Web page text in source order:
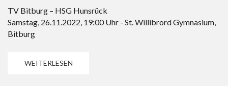
TV Bitburg – HSG Hunsrück
Samstag, 26.11.2022, 19:00 Uhr - St. Willibrord Gymnasium,
Bitburg
WEITERLESEN